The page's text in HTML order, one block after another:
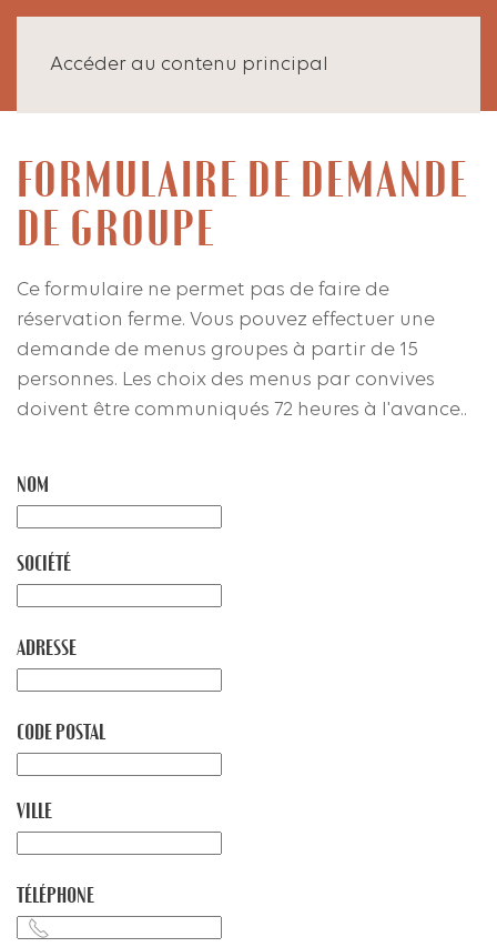
Accéder au contenu principal
FORMULAIRE DE DEMANDE
DE GROUPE
Ce formulaire ne permet pas de faire de
réservation ferme. Vous pouvez effectuer une
demande de menus groupes à partir de 15
personnes. Les choix des menus par convives
doivent être communiqués 72 heures à l'avance..
NOM
SOCIÉTÉ
ADRESSE
CODE POSTAL
VILLE
TÉLÉPHONE